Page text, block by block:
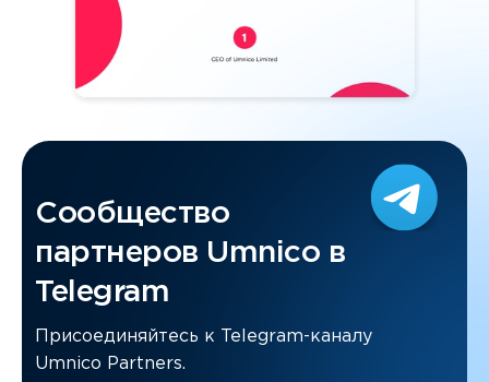
Сообщество
партнеров Umnico в
Telegram
Присоединяйтесь к Telegram-каналу
Umnico Partners.